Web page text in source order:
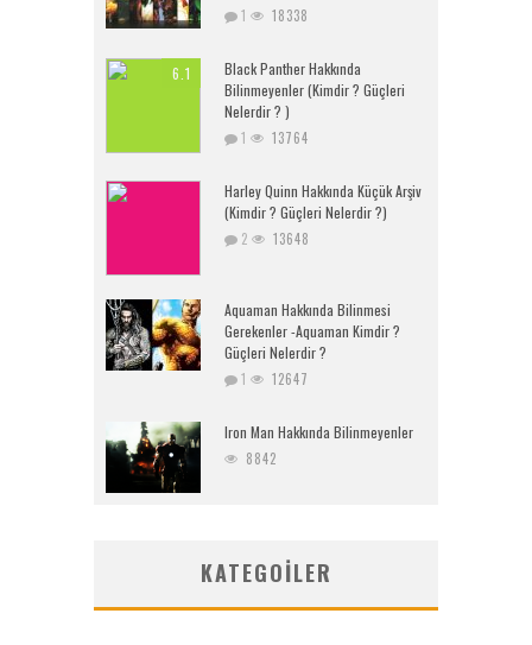
1 18338
6.1
Black Panther Hakkında
Bilinmeyenler (Kimdir ? Güçleri
Nelerdir ? )
1 13764
Harley Quinn Hakkında Küçük Arşiv
(Kimdir ? Güçleri Nelerdir ?)
2 13648
Aquaman Hakkında Bilinmesi
Gerekenler -Aquaman Kimdir ?
Güçleri Nelerdir ?
1 12647
Iron Man Hakkında Bilinmeyenler
8842
KATEGOILER